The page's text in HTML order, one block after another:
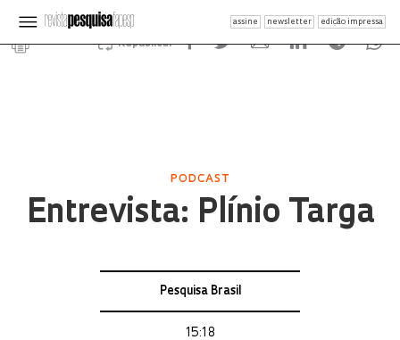
assine newsletter edição impressa
Republicar
PODCAST
Entrevista: Plínio Targa
Pesquisa Brasil
15:18